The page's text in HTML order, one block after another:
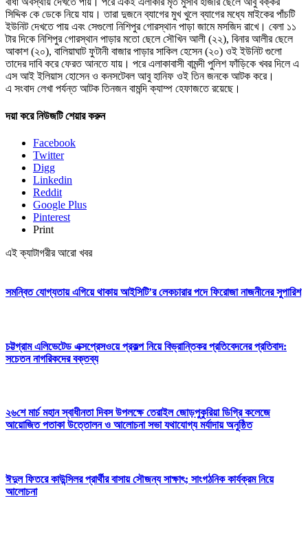
সিদ্দিক কে ডেকে নিয়ে যায়। তারা দুজনে ব্যাগের মুখ খুলে ব্যাগের মধ্যে মাইকের পাঁচটি
ইউনিট দেখতে পায় এবং সেগুলো নিশিপুর গোরস্থান পাড়া জামে মসজিদ রাখে। বেলা ১১
টার দিকে নিশিপুর গোরস্থান পাড়ার মতো ছেলে সৌখিন আলী (২২), বিনার আলীর ছেলে
আকাশ (২০), বালিয়াঘাট ফুটানী বাজার পাড়ার সাকিল হেসেন (২০) ওই ইউনিট গুলো
তাদের দাবি করে ফেরত আনতে যায়। পরে এলাকাবাসী বামন্দী পুলিশ ফাঁড়িকে খবর দিলে এ
এস আই ইলিয়াস হোসেন ও কনসটেবল আবু হানিফ ওই তিন জনকে আটক করে।
এ সংবাদ লেখা পর্যন্ত আটক তিনজন বামন্দি ক্যাম্প হেফাজতে রয়েছে।
দয়া করে নিউজটি শেয়ার করুন
Facebook
Twitter
Digg
Linkedin
Reddit
Google Plus
Pinterest
Print
এই ক্যাটাগরীর আরো খবর
সমন্বিত যোগ্যতায় এগিয়ে থাকায় আইসিটি’র লেকচারার পদে ফিরোজা নাজনীনের সুপারিশ
চট্টগ্রাম এলিভেটেড এক্সপ্রেসওয়ে প্রকল্প নিয়ে বিভ্রান্তিকর প্রতিবেদনের প্রতিবাদ:
সচেতন নাগরিকদের বক্তব্য
২৬শে মার্চ মহান স্বাধীনতা দিবস উপলক্ষে তেরাইল জোড়পুকুরিয়া ডিগ্রি কলেজে
আয়োজিত পতাকা উত্তোলন ও আলোচনা সভা যথাযোগ্য মর্যাদায় অনুষ্ঠিত
ঈদুল ফিতরে কাউন্সিলর প্রার্থীর বাসায় সৌজন্য সাক্ষাৎ; সাংগঠনিক কার্যক্রম নিয়ে
আলোচনা